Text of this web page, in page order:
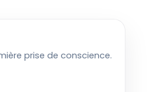
prise de conscience.